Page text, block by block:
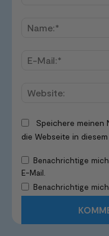
Speichere meinen
die Webseite in
Benachrichtige
E-Mail.
Benachrichtige